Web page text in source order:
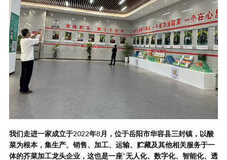
我们走进一家成立于2022年8 月，位于岳阳市华容县三封镇，以酸
菜为根本，集生产、销售、加工、运输、贮藏及其他相关服务于一
体的芥菜加工龙头企业，这也是一座“无人化、数字化、智能化、透